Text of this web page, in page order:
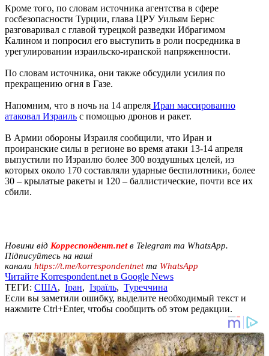
Кроме того, по словам источника агентства в сфере
госбезопасности Турции, глава ЦРУ Уильям Бернс
разговаривал с главой турецкой разведки Ибрагимом
Калином и попросил его выступить в роли посредника в
урегулировании израильско-иранской напряженности.
По словам источника, они также обсудили усилия по
прекращению огня в Газе.
Напомним, что в ночь на 14 апреля Иран массированно
атаковал Израиль с помощью дронов и ракет.
В Армии обороны Израиля сообщили, что Иран и
проиранские силы в регионе во время атаки 13-14 апреля
выпустили по Израилю более 300 воздушных целей, из
которых около 170 составляли ударные беспилотники, более
30 – крылатые ракеты и 120 – баллистические, почти все их
сбили.
Новини від Корреспондент.netв Telegram та WhatsApp.
Підписуйтесь на наші
канали https://t.me/korrespondentnetта WhatsApp
Читайте Korrespondent.net в Google News
ТЕГИ: США, Іран, Ізраїль, Туреччина
Если вы заметили ошибку, выделите необходимый текст и
нажмите Ctrl+Enter, чтобы сообщить об этом редакции.